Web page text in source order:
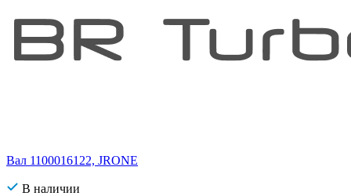
Вал 1100016122, JRONE
В наличии